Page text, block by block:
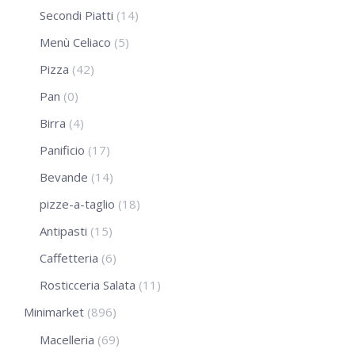
Secondi Piatti (14)
Menù Celiaco (5)
Pizza (42)
Pan (0)
Birra (4)
Panificio (17)
Bevande (14)
pizze-a-taglio (18)
Antipasti (15)
Caffetteria (6)
Rosticceria Salata (11)
Minimarket (896)
Macelleria (69)